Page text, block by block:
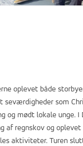
oplevet både
seværdigheder som
mødt lokale unge. I
af regnskov og
aktiviteter. Turen